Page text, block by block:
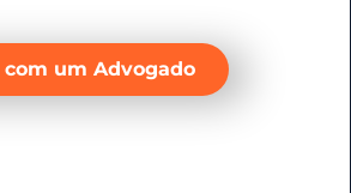
com um Advogado